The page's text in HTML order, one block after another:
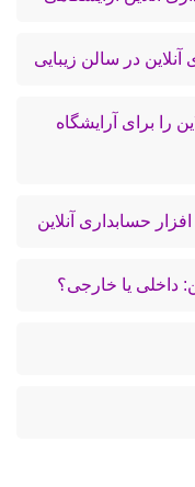
در سالن زیبایی
را برای آرایشگاه
حسابداری آنلاین
داخلی یا خارجی؟